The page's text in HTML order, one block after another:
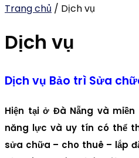
Trang chủ / Dịch vụ
Dịch vụ
Dịch vụ Bảo trì Sửa
Hiện tại ở Đà Nẵng và
năng lực và uy tín có thể
sửa chữa – cho thuê – lắp